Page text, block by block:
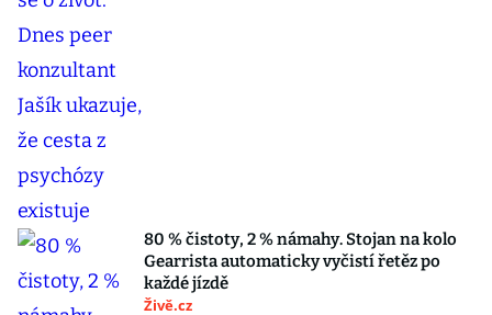
80 % čistoty, 2 % námahy. Stojan na kolo
Gearrista automaticky vyčistí řetěz po
každé jízdě
Živě.cz